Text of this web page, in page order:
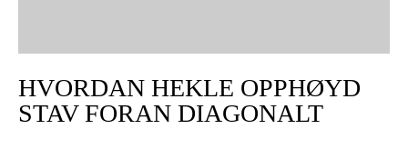
HVORDAN HEKLE OPPHØYD
STAV FORAN DIAGONALT